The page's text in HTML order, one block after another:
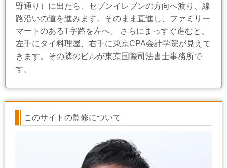
野通り）に出たら、セブンイレブンの方向へ渡り、線
路沿いの道を進みます。そのまま直進し、ファミリー
マートのあるT字路を左へ。 さらにまっすぐ進むと、
左手にタイ料理屋、右手に東京CPA会計学院が見えて
きます。その隣のビルが東京国際司法書士事務所で
す。
このサイトの監修について